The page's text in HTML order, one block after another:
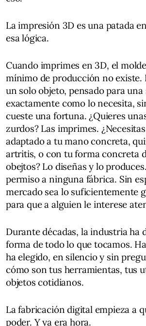
La impresión 3D es una patada
esa lógica.
Cuando imprimes en 3D, el
mínimo de producción no existe.
un solo objeto, pensado para una
exactamente como lo necesita,
cueste una fortuna. ¿Quieres
zurdos? Las imprimes.
adaptado a tu mano concreta,
artritis, o con tu forma concreta
obejtos? Lo diseñas y lo
permiso a ninguna fábrica. Sin
mercado sea lo suficientemente
para que a alguien le interese
Durante décadas, la industria ha
forma de todo lo que tocamos.
ha elegido, en silencio y sin
cómo son tus herramientas, tus
objetos cotidianos.
La fabricación digital empieza a
poder. Y ya era hora.